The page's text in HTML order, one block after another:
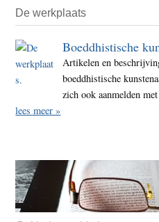
De werkplaats
Boeddhistische
Artikelen en
boeddhistische
zich ook aanmelden
lees meer »